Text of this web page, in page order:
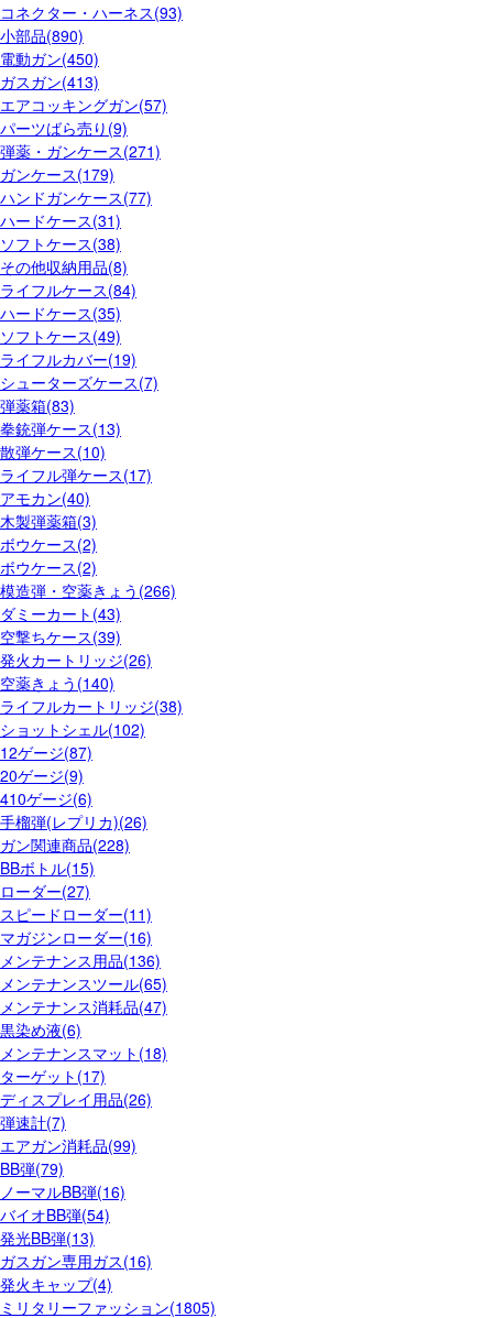
コネクター・ハーネス(93)
小部品(890)
電動ガン(450)
ガスガン(413)
エアコッキングガン(57)
パーツばら売り(9)
弾薬・ガンケース(271)
ガンケース(179)
ハンドガンケース(77)
ハードケース(31)
ソフトケース(38)
その他収納用品(8)
ライフルケース(84)
ハードケース(35)
ソフトケース(49)
ライフルカバー(19)
シューターズケース(7)
弾薬箱(83)
拳銃弾ケース(13)
散弾ケース(10)
ライフル弾ケース(17)
アモカン(40)
木製弾薬箱(3)
ボウケース(2)
ボウケース(2)
模造弾・空薬きょう(266)
ダミーカート(43)
空撃ちケース(39)
発火カートリッジ(26)
空薬きょう(140)
ライフルカートリッジ(38)
ショットシェル(102)
12ゲージ(87)
20ゲージ(9)
410ゲージ(6)
手榴弾(レプリカ)(26)
ガン関連商品(228)
BBボトル(15)
ローダー(27)
スピードローダー(11)
マガジンローダー(16)
メンテナンス用品(136)
メンテナンスツール(65)
メンテナンス消耗品(47)
黒染め液(6)
メンテナンスマット(18)
ターゲット(17)
ディスプレイ用品(26)
弾速計(7)
エアガン消耗品(99)
BB弾(79)
ノーマルBB弾(16)
バイオBB弾(54)
発光BB弾(13)
ガスガン専用ガス(16)
発火キャップ(4)
ミリタリーファッション(1805)